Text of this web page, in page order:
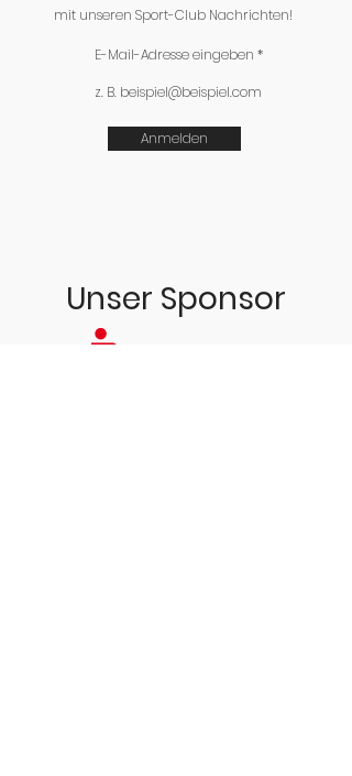
mit unseren Sport-Club Nachrichten!
E-Mail-Adresse eingeben
Anmelden
Unser Sponsor